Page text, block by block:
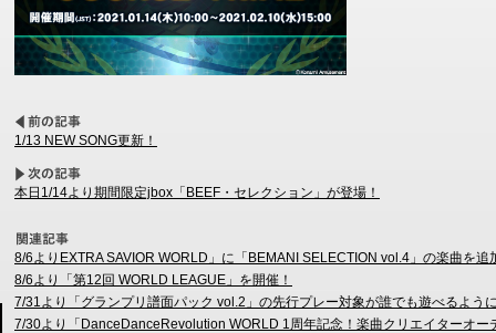
1/13 NEW SONG更新！
本日1/14より期間限定jbox「BEEF・セレクション」が登場！
8/6よりEXTRA SAVIOR WORLD」に「BEMANI SELECTION vol.4」の楽曲を追
8/6より「第12回 WORLD LEAGUE」を開催！
7/31より「グランプリ譜面パック vol.2」の先行プレー対象が誰でも遊べるよう
7/30より「DanceDanceRevolution WORLD 1周年記念！楽曲クリエイターオ